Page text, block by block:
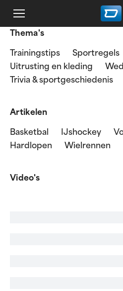
Thema's
Trainingstips
Sportregels
Uitrusting en kleding
Trivia & sportgeschiedenis
Artikelen
Basketbal IJshockey
Hardlopen
Wielrennen
Video's